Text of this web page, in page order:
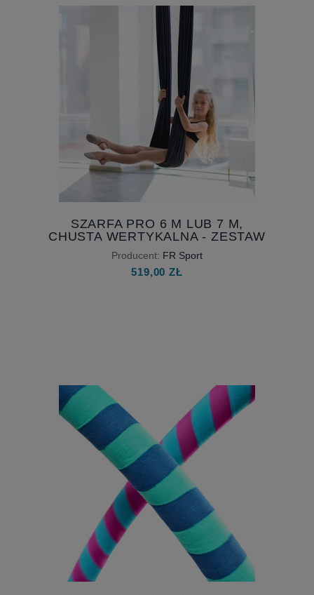
SZARFA PRO 6 M LUB 7 M,
CHUSTA WERTYKALNA - ZESTAW
AERIAL SILKS DLA DZIECI 6M
LUB 7 M
Producent: FR Sport
519,00 ZŁ